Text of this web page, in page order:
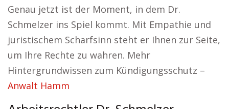
Genau jetzt ist der Moment, in dem Dr.
Schmelzer ins Spiel kommt. Mit Empathie und
juristischem Scharfsinn steht er Ihnen zur Seite,
um Ihre Rechte zu wahren. Mehr
Hintergrundwissen zum Kündigungsschutz –
Anwalt Hamm